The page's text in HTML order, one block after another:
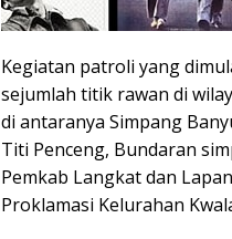
Kegiatan patroli yang
sejumlah titik rawan di
di antaranya Simpang
Titi Penceng, Bundaran
Pemkab Langkat dan
Proklamasi Kelurahan